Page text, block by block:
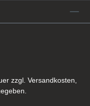
zzgl. Versandkosten,